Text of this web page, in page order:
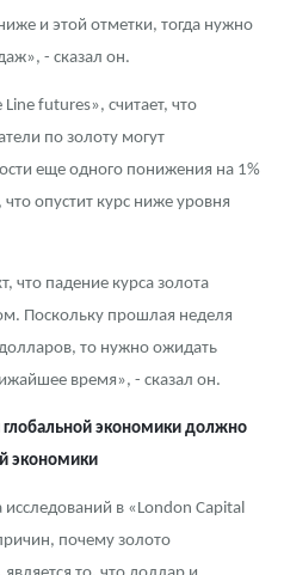
и этой отметки, тогда нужно
- сказал он.
futures», считает, что
по золоту могут
еще одного понижения на 1%
опустит курс ниже уровня
что падение курса золота
Поскольку прошлая неделя
то нужно ожидать
время», - сказал он.
экономики должно
экономики
в «London Capital
почему золото